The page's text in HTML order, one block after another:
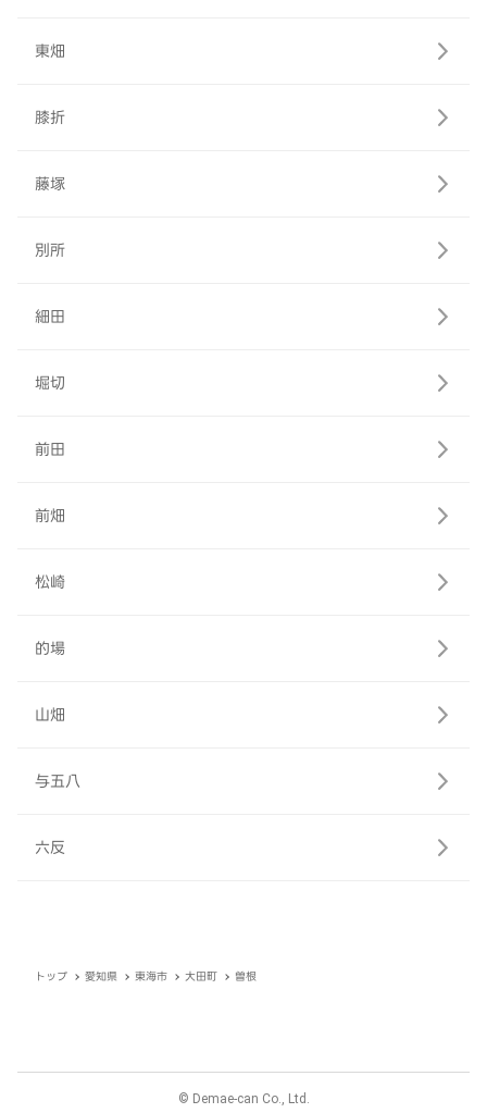
東畑
膝折
藤塚
別所
細田
堀切
前田
前畑
松崎
的場
山畑
与五八
六反
トップ 愛知県 東海市 大田町 曽根
© Demae-can Co., Ltd.